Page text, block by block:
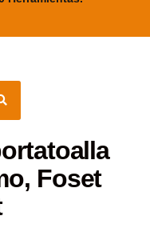
Foset